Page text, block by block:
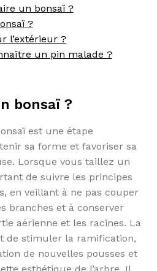
un bonsaï ?
?
l’extérieur ?
un pin malade ?
bonsaï ?
est une étape
sa forme et favoriser sa
Lorsque vous taillez un
de suivre les principes
en veillant à ne pas couper
branches et à conserver
aérienne et les racines. La
de stimuler la ramification,
de nouvelles pousses et